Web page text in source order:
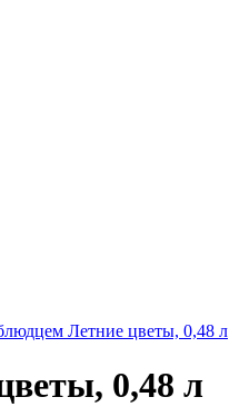
Летние цветы, 0,48 л
0,48 л